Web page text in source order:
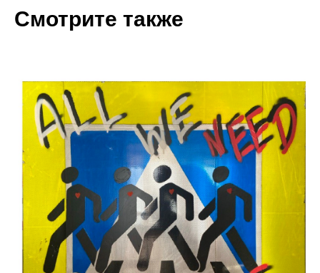
Смотрите также